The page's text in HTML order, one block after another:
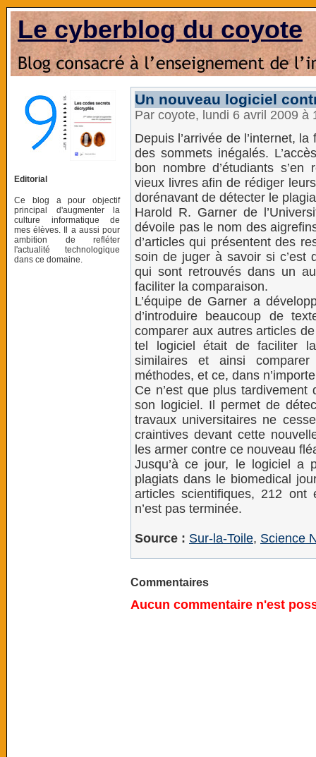
Le cyberblog du coyote
Editorial
Ce blog a pour objectif
principal d'augmenter la
culture informatique de
mes élèves. Il a aussi pour
ambition de refléter
l'actualité technologique
dans ce domaine.
Un nouveau logiciel
Par coyote, lundi 6 avril 2009 à
Depuis l’arrivée de l’internet,
des sommets inégalés.
bon nombre d’étudiants s’en
vieux livres afin de rédiger
dorénavant de détecter le
Harold R. Garner de
dévoile pas le nom des
d’articles qui présentent des
soin de juger à savoir si c’est
qui sont retrouvés dans un
faciliter la comparaison.
L’équipe de Garner a
d’introduire beaucoup de
comparer aux autres articles
tel logiciel était de faciliter
similaires et ainsi comparer
méthodes, et ce, dans
Ce n’est que plus
son logiciel. Il permet de
travaux universitaires ne
craintives devant cette
les armer contre ce nouveau
Jusqu’à ce jour, le logiciel a
plagiats dans le biomedical
articles scientifiques, 212 ont
n’est pas terminée.
Source : Sur-la-Toile, Science
Commentaires
Aucun commentaire n'est